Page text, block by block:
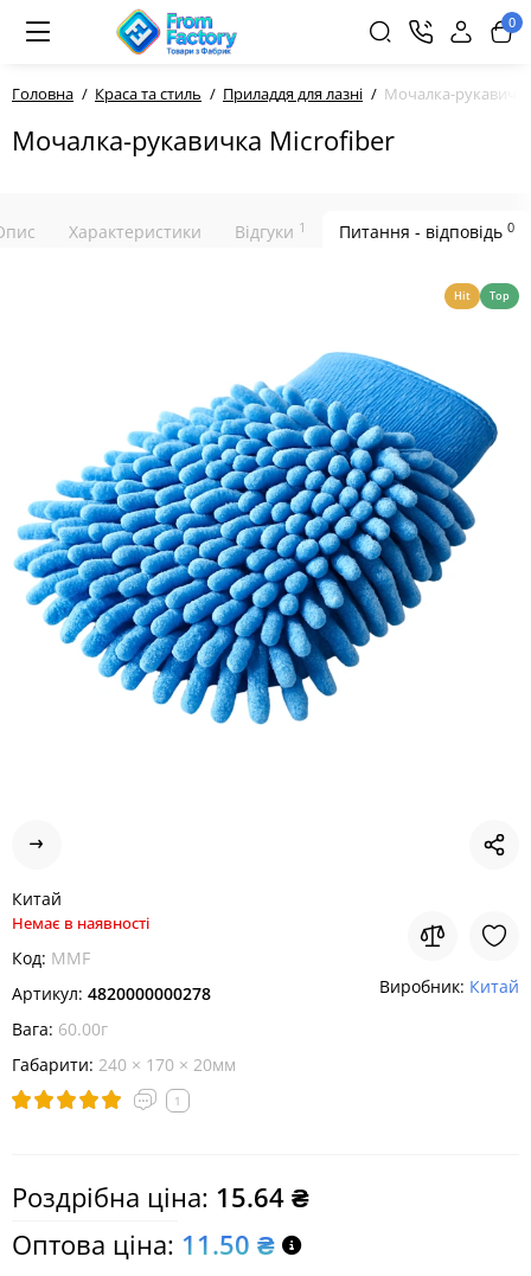
0
Головна Краса та стиль Приладдя для лазні Мочалка-
Мочалка-рукавичка Microfiber
Характеристики Відгуки 1 Питання - відповідь 0
Hit Top
Китай
Немає в наявності
Код: MMF
Артикул: 4820000000278
Вага: 60.00г
Габарити: 240 × 170 × 20мм
1
Виробник: Китай
Роздрібна ціна: 15.64 ₴
Оптова ціна: 11.50 ₴